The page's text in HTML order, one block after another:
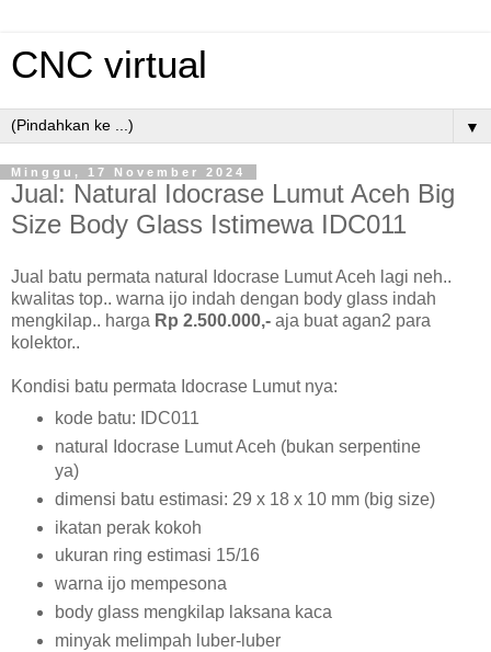
CNC virtual
▼
Minggu, 17 November 2024
Jual: Natural Idocrase Lumut Aceh Big
Size Body Glass Istimewa IDC011
Jual batu permata natural Idocrase Lumut Aceh lagi neh..
kwalitas top.. warna ijo indah dengan body glass indah
mengkilap.. harga Rp 2.500.000,- aja buat agan2 para
kolektor..
Kondisi batu permata Idocrase Lumut nya:
kode batu: IDC011
natural Idocrase Lumut Aceh (bukan serpentine
ya)
dimensi batu estimasi: 29 x 18 x 10 mm (big size)
ikatan perak kokoh
ukuran ring estimasi 15/16
warna ijo mempesona
body glass mengkilap laksana kaca
minyak melimpah luber-luber